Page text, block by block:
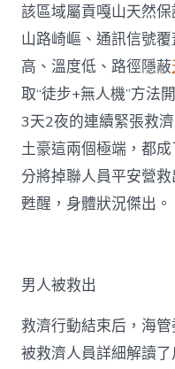
該區域屬貢嘎山天然
山路崎嶇、通訊信號
高、溫度低、路徑隱蔽
取“徒步+無人機”方法
3天2夜的連續緊張救
土豪這兩個極端，都
分將掉聯人員平安營
甦醒，身體狀況傑出。
男人被救出
救濟行動結束后，海
被救濟人員詳細解讀